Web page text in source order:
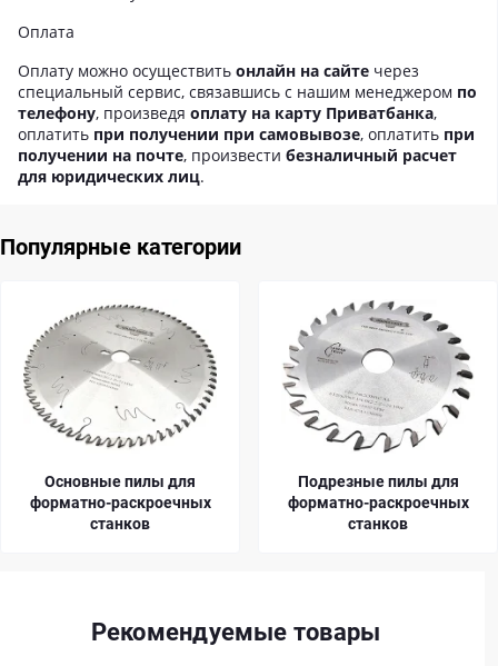
Оплата
Оплату можно осуществить онлайн на сайте через
специальный сервис, связавшись с нашим менеджером по
телефону, произведя оплату на карту Приватбанка,
оплатить при получении при самовывозе, оплатить при
получении на почте, произвести безналичный расчет
для юридических лиц.
Популярные категории
Основные пилы для
форматно-раскроечных
станков
Подрезные пилы для
форматно-раскроечных
станков
Рекомендуемые товары